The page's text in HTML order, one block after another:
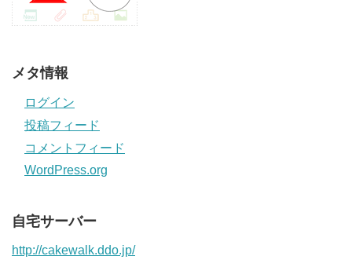
メタ情報
ログイン
投稿フィード
コメントフィード
WordPress.org
自宅サーバー
http://cakewalk.ddo.jp/